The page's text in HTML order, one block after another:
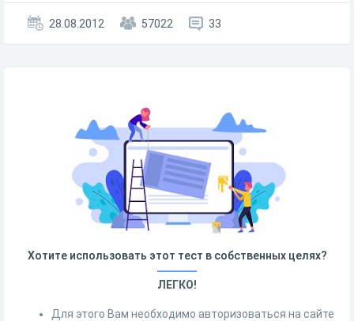
28.08.2012 57022 33
Хотите использовать этот тест в собственных целях?
ЛЕГКО!
Для этого Вам необходимо авторизоваться на сайте